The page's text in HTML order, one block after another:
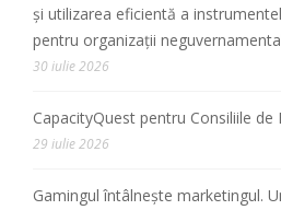
și utilizarea eficientă a
pentru organizații
30 iulie 2026
CapacityQuest pentru Consiliile de
29 iulie 2026
Gamingul întâlnește marketingul.